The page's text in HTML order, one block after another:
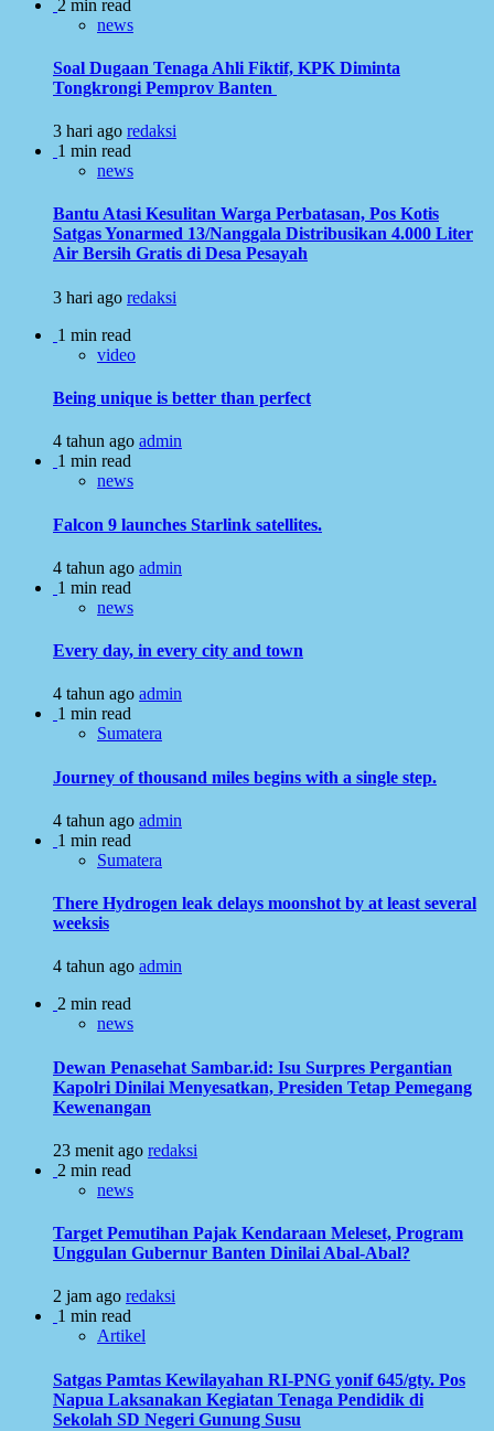
2 min read
news
Soal Dugaan Tenaga Ahli Fiktif, KPK Diminta
Tongkrongi Pemprov Banten
3 hari ago redaksi
1 min read
news
Bantu Atasi Kesulitan Warga Perbatasan, Pos Kotis
Satgas Yonarmed 13/Nanggala Distribusikan 4.000 Liter
Air Bersih Gratis di Desa Pesayah
3 hari ago redaksi
1 min read
video
Being unique is better than perfect
4 tahun ago admin
1 min read
news
Falcon 9 launches Starlink satellites.
4 tahun ago admin
1 min read
news
Every day, in every city and town
4 tahun ago admin
1 min read
Sumatera
Journey of thousand miles begins with a single step.
4 tahun ago admin
1 min read
Sumatera
There Hydrogen leak delays moonshot by at least several
weeksis
4 tahun ago admin
2 min read
news
Dewan Penasehat Sambar.id: Isu Surpres Pergantian
Kapolri Dinilai Menyesatkan, Presiden Tetap Pemegang
Kewenangan
23 menit ago redaksi
2 min read
news
Target Pemutihan Pajak Kendaraan Meleset, Program
Unggulan Gubernur Banten Dinilai Abal-Abal?
2 jam ago redaksi
1 min read
Artikel
Satgas Pamtas Kewilayahan RI-PNG yonif 645/gty. Pos
Napua Laksanakan Kegiatan Tenaga Pendidik di
Sekolah SD Negeri Gunung Susu